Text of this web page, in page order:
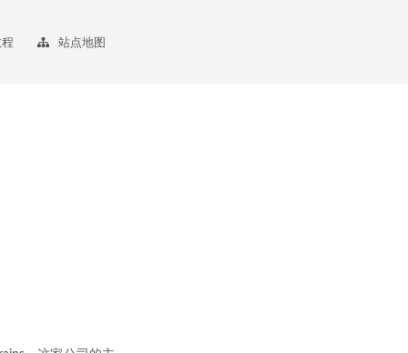
程 站点地图